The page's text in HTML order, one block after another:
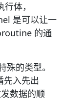
体，
是可以让一
的通
的类型。
先入先出
数据的顺